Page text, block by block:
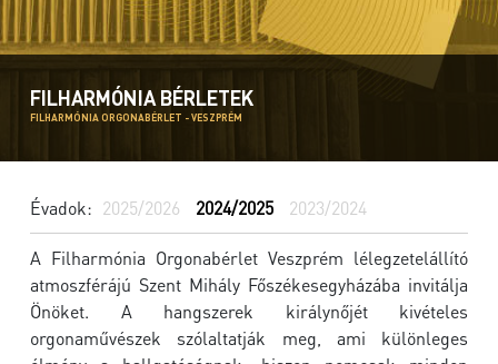
FILHARMÓNIA BÉRLETEK
FILHARMÓNIA ORGONABÉRLET - VESZPRÉM
Évadok: 2025/2026 2024/2025 2023/2024
A Filharmónia Orgonabérlet Veszprém lélegzetelállító
atmoszférájú Szent Mihály Főszékesegyházába invitálja
Önöket. A hangszerek királynőjét kivételes
orgonaművészek szólaltatják meg, ami különleges